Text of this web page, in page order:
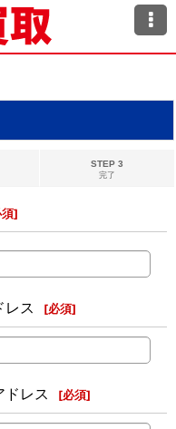
STEP 3
完了
]
レス [必須]
ドレス [必須]